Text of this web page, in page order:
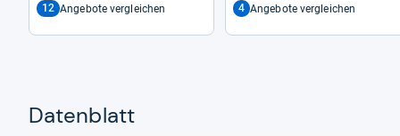
12 Angebote vergleichen 4 Angebote vergleichen
Datenblatt